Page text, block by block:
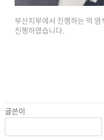
부산지부에서 진행하는 먹
진행하였습니다.
글쓴이